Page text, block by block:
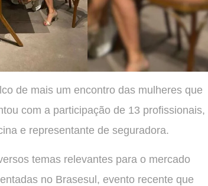
de mais um encontro das mulheres que
com a participação de 13 profissionais,
e representante de seguradora.
temas relevantes para o mercado
no Brasesul, evento recente que